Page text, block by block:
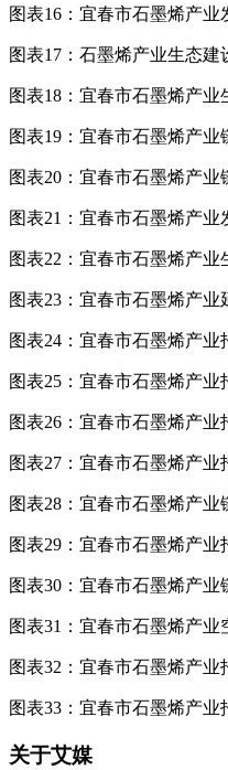
图表16：宜春市石墨烯产业
图表17：石墨烯产业生态建
图表18：宜春市石墨烯产业
图表19：宜春市石墨烯产业
图表20：宜春市石墨烯产业
图表21：宜春市石墨烯产业
图表22：宜春市石墨烯产业
图表23：宜春市石墨烯产业
图表24：宜春市石墨烯产
图表25：宜春市石墨烯产
图表26：宜春市石墨烯产业
图表27：宜春市石墨烯产业
图表28：宜春市石墨烯产业
图表29：宜春市石墨烯产业
图表30：宜春市石墨烯产业
图表31：宜春市石墨烯产业
图表32：宜春市石墨烯产业
图表33：宜春市石墨烯产业
关于艾媒